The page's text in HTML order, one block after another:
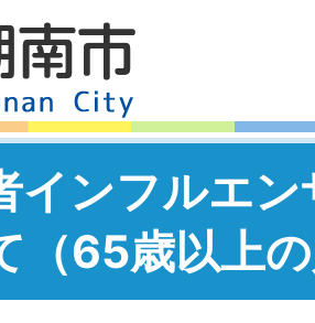
インフルエ
（65歳以上